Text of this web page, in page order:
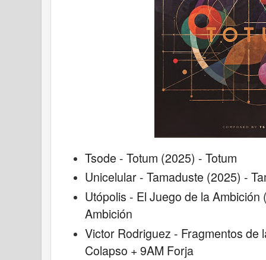
Tsode - Totum (2025) - Totum
Unicelular - Tamaduste (2025) -
Utópolis - El Juego de la
Ambición
Victor Rodriguez - Fragmentos de
Colapso + 9AM Forja